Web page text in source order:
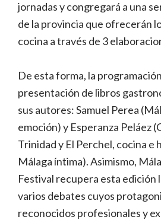
jornadas y congregará a una
de la provincia que ofrecerán
cocina a través de 3
De esta forma, la
presentación de libros
sus autores: Samuel Perea
emoción) y Esperanza Peláez
Trinidad y El Perchel, cocina e
Málaga íntima). Asimismo,
Festival recupera esta edición
varios debates cuyos
reconocidos profesionales y